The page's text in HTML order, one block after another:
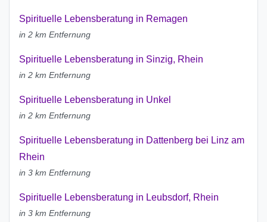
Spirituelle Lebensberatung in Remagen
in 2 km Entfernung
Spirituelle Lebensberatung in Sinzig, Rhein
in 2 km Entfernung
Spirituelle Lebensberatung in Unkel
in 2 km Entfernung
Spirituelle Lebensberatung in Dattenberg bei Linz am
Rhein
in 3 km Entfernung
Spirituelle Lebensberatung in Leubsdorf, Rhein
in 3 km Entfernung